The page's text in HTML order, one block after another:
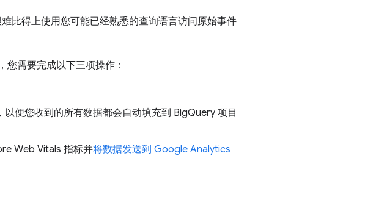
比得上使用您可能已经熟悉的查询语言访问原始事件
需要完成以下三项操作：
，以便您收到的所有数据都会自动填充到 BigQuery 项目
Web Vitals 指标并将数据发送到 Google Analytics